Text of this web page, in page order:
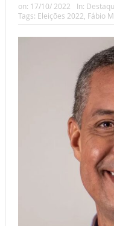
on: 17/10/ 2022 In:
Tags: Eleições 2022 Fábio